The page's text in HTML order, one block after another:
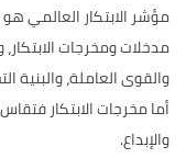
مؤشر الابتكار العالمي
مدخلات ومخرجات
والقوى العاملة، والبنية
أما مخرجات الابتكار
والإبداع.